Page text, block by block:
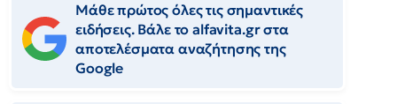
Μάθε πρώτος όλες τις σημαντικές
ειδήσεις. Βάλε το alfavita.gr στα
αποτελέσματα αναζήτησης της
Google